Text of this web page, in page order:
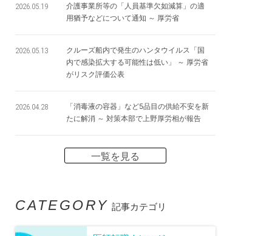
2026.05.19
介護事業所等の「人員基準欠如減算」の適
用猶予などについて通知 ～ 厚労省
2026.05.13
クルーズ船内で発生のハンタウイルス「国
内で感染拡大する可能性は低い」 ～ 厚労省
がリスク評価公表
2026.04.28
「消毒液の容器」など5品目の供給不安を新
たに解消 ～ 対策本部で上野厚労相が報告
⼀覧を見る
CATEGORY 記事カテゴリ